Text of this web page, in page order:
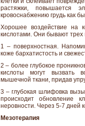
растяжки, повышается
кровоснабжению грудь как
Хорошее воздействие на
кислотами. Они бывают трех
1 – поверхностная.
коже бархатистость и
2 – более глубокое
кислоты могут вызвать
мышечной ткани, придав
3 – глубокая шлифовка
происходит обновление
неровности. Через 5-7 дней
Мезотерапия